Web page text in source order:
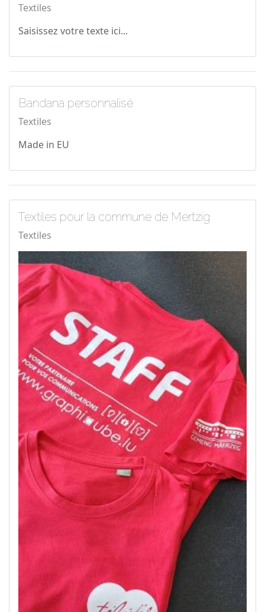
Textiles
Saisissez votre texte ici...
Bandana personnalisé
Textiles
Made in EU
Textiles pour la commune de Mertzig
Textiles